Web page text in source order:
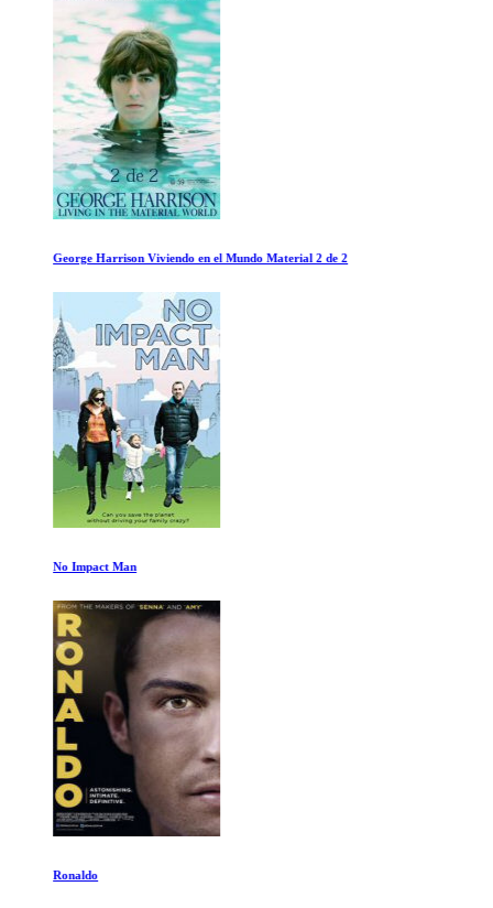
George Harrison Viviendo en el Mundo Material 2 de 2
No Impact Man
Ronaldo